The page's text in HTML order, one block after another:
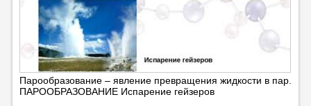
Парообразование – явление превращения жидкости в пар.
ПАРООБРАЗОВАНИЕ Испарение гейзеров